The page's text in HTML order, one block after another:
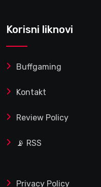
Korisni liknovi
Buffgaming
Kontakt
Review Policy
📡 RSS
Privacy Policy